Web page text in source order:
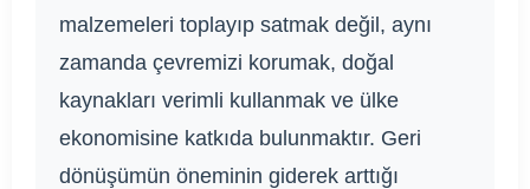
malzemeleri toplayıp satmak değil, aynı
zamanda çevremizi korumak, doğal
kaynakları verimli kullanmak ve ülke
ekonomisine katkıda bulunmaktır. Geri
dönüşümün öneminin giderek arttığı